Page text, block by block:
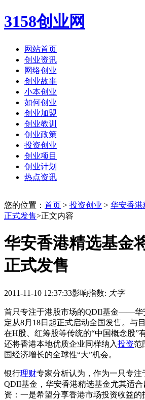
3158创业网
网站首页
创业资讯
网络创业
创业故事
小本创业
如何创业
创业加盟
创业教训
创业政策
投资创业
创业项目
创业计划
热点资讯
您的位置： 首页 > 投资创业 > 华安香港
正式发售>正文内容
华安香港精选基金
正式发售
2011-11-10 12:37:33影响指数: 大字
首只专注于港股市场的QDII基金——华
定从8月18日起正式启动全国发售。与
在H股、红筹股等传统的“中国概念股”
还将香港本地优质企业同样纳入投资范
国经济增长的全球性“大”机会。
银行理财专家分析认为，作为一只专注
QDII基金，华安香港精选基金尤其适
资：一是希望分享香港市场投资收益